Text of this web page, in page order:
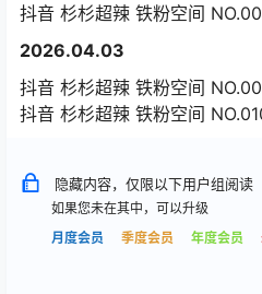
抖音 杉杉超辣 铁粉空间
2026.04.03
抖音 杉杉超辣 铁粉空间
抖音 杉杉超辣 铁粉空间
隐藏内容，仅限以下用户组阅读
如果您未在其中，可以升级
月度会员
季度会员 年度会员